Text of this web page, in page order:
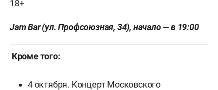
18+
Jam Bar (ул. Профсоюзная, 34), начало — в 19:00
Кроме того:
4 октября. Концерт Московского